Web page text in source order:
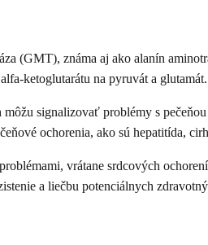
(GMT), známa aj ako alanín
ketoglutarátu na pyruvát a
signalizovať problémy s
ochorenia, ako sú hepatitída,
vrátane srdcových
a liečbu potenciálnych